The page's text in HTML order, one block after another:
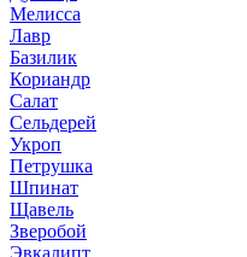
Мелисса
Лавр
Базилик
Кориандр
Салат
Сельдерей
Укроп
Петрушка
Шпинат
Щавель
Зверобой
Эвкалипт